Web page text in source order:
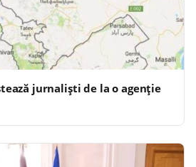
jurnalişti de la o agenţie